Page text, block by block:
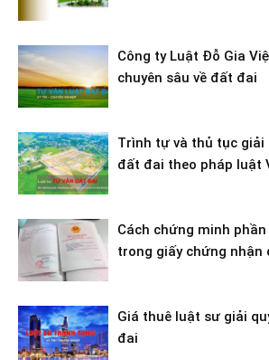
Công ty Luật Đỗ Gia
chuyên sâu về đất đai
Trình tự và thủ tục giải
đất đai theo pháp luật
Cách chứng minh
trong giấy chứng nhận
Giá thuê luật sư giải
đai